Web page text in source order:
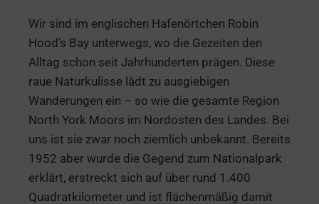
Wir sind im englischen Hafenörtchen Robin
Hood’s Bay unterwegs, wo die Gezeiten den
Alltag schon seit Jahrhunderten prägen. Diese
raue Naturkulisse lädt zu ausgiebigen
Wanderungen ein – so wie die gesamte Region
North York Moors im Nordosten des Landes. Bei
uns ist sie zwar noch ziemlich unbekannt. Bereits
1952 aber wurde die Gegend zum Nationalpark
erklärt, erstreckt sich auf über rund 1.400
Quadratkilometer und ist flächenmäßig damit